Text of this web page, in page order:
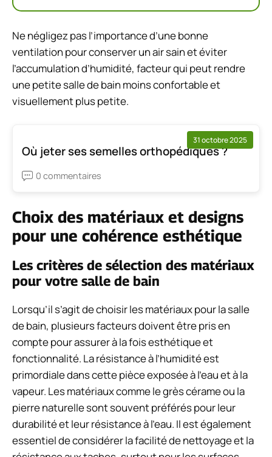
Ne négligez pas l’importance d’une bonne
ventilation pour conserver un air sain et éviter
l’accumulation d’humidité, facteur qui peut rendre
une petite salle de bain moins confortable et
visuellement plus petite.
31 octobre 2025
Où jeter ses semelles orthopédiques ?
0 commentaires
Choix des matériaux et designs
pour une cohérence esthétique
Les critères de sélection des matériaux
pour votre salle de bain
Lorsqu’il s’agit de choisir les matériaux pour la salle
de bain, plusieurs facteurs doivent être pris en
compte pour assurer à la fois esthétique et
fonctionnalité. La résistance à l’humidité est
primordiale dans cette pièce exposée à l’eau et à la
vapeur. Les matériaux comme le grès cérame ou la
pierre naturelle sont souvent préférés pour leur
durabilité et leur résistance à l’eau. Il est également
essentiel de considérer la facilité de nettoyage et la